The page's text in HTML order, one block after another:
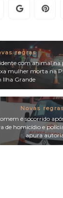
regras
com animal na
mulher morta na
Ilha Grande
Novas
é socorrido
de homicídio e
apura